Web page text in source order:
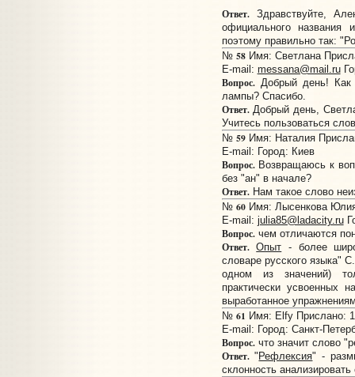
Ответ.Здравствуйте,
официального
поэтому правильно так:
№ 58Имя: Светлана
E-mail: messana@mail.ru
Вопрос.Добрый день! Как
лампы? Спасибо.
Ответ.Добрый день,
Учитесь пользоваться
№ 59Имя: Наталия
E-mail: Город: Киев
Вопрос.Возвращаюсь к
без "ан" в начале?
Ответ.Нам такое слово
№ 60Имя: Лысенкова Юлия
E-mail: julia85@ladacity.ru
Вопрос.чем отличаются
Ответ. Опыт - более
словаре русского
одном из значений)
практически усвоенных
выработанное
№ 61 Имя: Elfy Прислано:
E-mail: Город: Санкт-
Вопрос.что значит слово
Ответ." Рефлексия" -
склонность